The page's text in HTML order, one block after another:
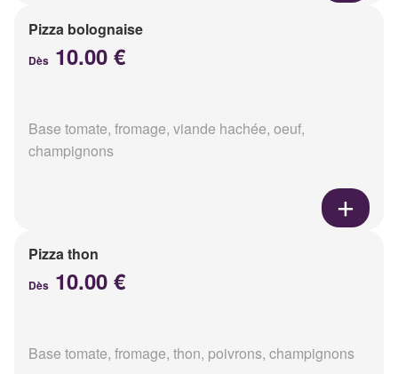
Pizza bolognaise
Dès 10.00 €
Base tomate, fromage, viande hachée, oeuf,
champignons
Pizza thon
Dès 10.00 €
Base tomate, fromage, thon, poivrons, champignons